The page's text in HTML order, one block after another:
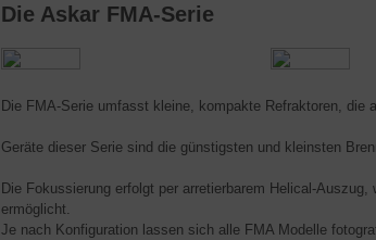
Die Askar FMA-Serie
Die FMA-Serie umfasst kleine, kompakte Refraktoren, die
Geräte dieser Serie sind die günstigsten und kleinsten
Die Fokussierung erfolgt per arretierbarem Helical-
ermöglicht.
Je nach Konfiguration lassen sich alle FMA Modelle